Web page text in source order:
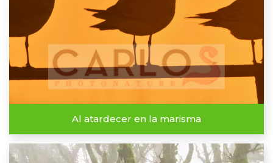
Al atardecer en la marisma